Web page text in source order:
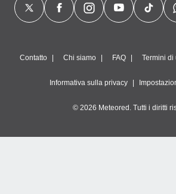
Contatto Chi siamo FAQ Termini di
Informativa sulla privacy
© 2026 Meteored. Tutti i diritti